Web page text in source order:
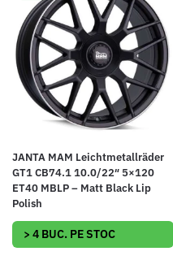
JANTA MAM Leichtmetallräder
GT1 CB74.1 10.0/22″ 5×120
ET40 MBLP – Matt Black Lip
Polish
> 4 BUC. PE STOC